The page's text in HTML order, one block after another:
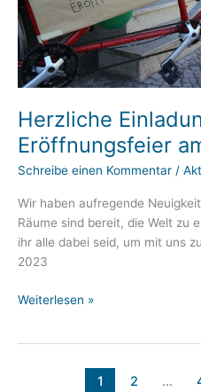
Herzliche
Eröffnungsfeier
Schreibe einen Kommentar /
Wir haben aufregende
Räume sind bereit, die Welt zu
ihr alle dabei seid, um mit uns
2023
Herzliche
Weiterlesen »
1 2 …